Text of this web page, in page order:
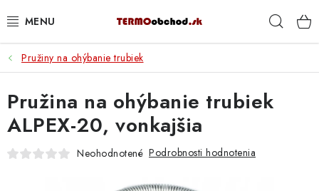
na
VYKUROVANIE
ROZVOD VODY A KÚRENIA
ODPAD A KANALIZÁCIA
Pružiny na ohýbanie trubiek
Pružina na ohýbanie trubiek
ALPEX-20, vonkajšia
Neohodnotené Podrobnosti hodnotenia